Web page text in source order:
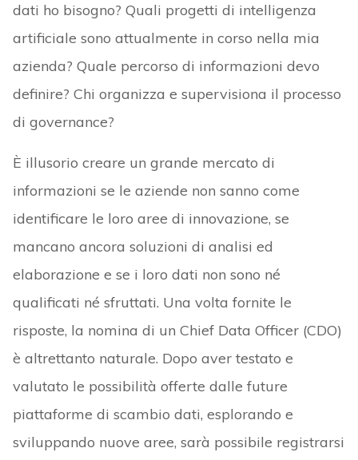
dati ho bisogno? Quali progetti di intelligenza
artificiale sono attualmente in corso nella mia
azienda? Quale percorso di informazioni devo
definire? Chi organizza e supervisiona il processo
di governance?
È illusorio creare un grande mercato di
informazioni se le aziende non sanno come
identificare le loro aree di innovazione, se
mancano ancora soluzioni di analisi ed
elaborazione e se i loro dati non sono né
qualificati né sfruttati. Una volta fornite le
risposte, la nomina di un Chief Data Officer (CDO)
è altrettanto naturale. Dopo aver testato e
valutato le possibilità offerte dalle future
piattaforme di scambio dati, esplorando e
sviluppando nuove aree, sarà possibile registrarsi